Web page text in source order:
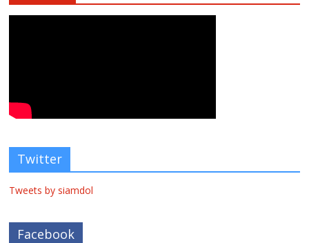
Twitter
Tweets by siamdol
Facebook